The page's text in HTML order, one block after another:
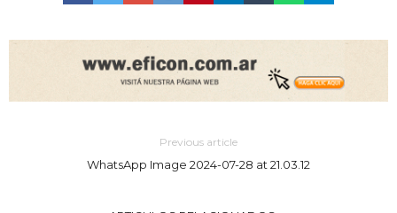
Previous article
WhatsApp Image 2024-07-28 at 21.03.12